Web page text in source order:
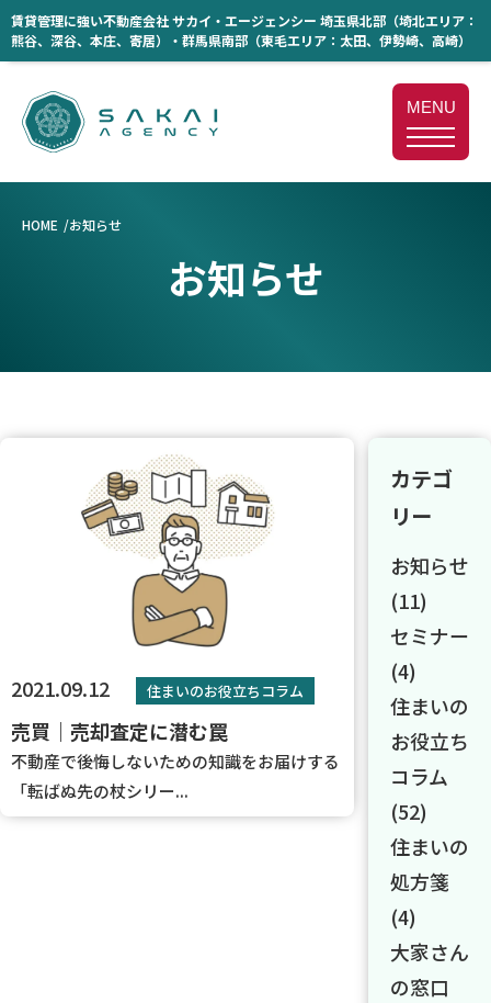
賃貸管理に強い不動産会社 サカイ・エージェンシー 埼玉県北部（埼北エリア：
熊谷、深谷、本庄、寄居）・群馬県南部（東毛エリア：太田、伊勢崎、高崎）
MENU
お知らせ
HOME お知らせ
2021.09.12 住まいのお役立ちコラム
売買｜売却査定に潜む罠
不動産で後悔しないための知識をお届けする
「転ばぬ先の杖シリー...
カテゴ
リー
お知らせ
(11)
セミナー
(4)
住まいの
お役立ち
コラム
(52)
住まいの
処方箋
(4)
大家さん
の窓口